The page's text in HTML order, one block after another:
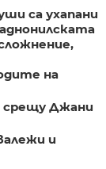
са ухапани
на
срещу Джани
и